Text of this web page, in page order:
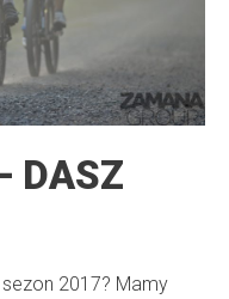
DASZ
2017? Mamy